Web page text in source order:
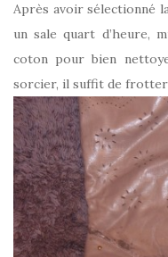
Après avoir sélectionné
un sale quart d’heure,
coton pour bien
sorcier, il suffit de frotter